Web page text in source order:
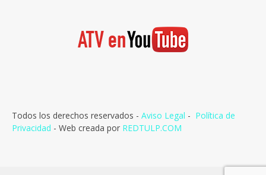
Todos los derechos reservados - Aviso Legal - Política de
Privacidad - Web creada por REDTULP.COM